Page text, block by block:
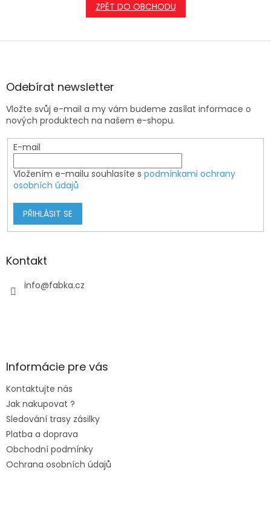
ZPĚT DO OBCHODU
Z
aOdebírat newsletter
Vložte svůj e-mail a my vám budeme zasílat informace o
nových produktech na našem e-shopu.
E-mail
Vložením e-mailu souhlasíte s podmínkami ochrany
osobních údajů
PŘIHLÁSIT SE
Kontakt
info@fabka.cz
Informácie pre vás
Kontaktujte nás
Jak nakupovat ?
Sledování trasy zásilky
Platba a doprava
Obchodní podmínky
Ochrana osobních údajů